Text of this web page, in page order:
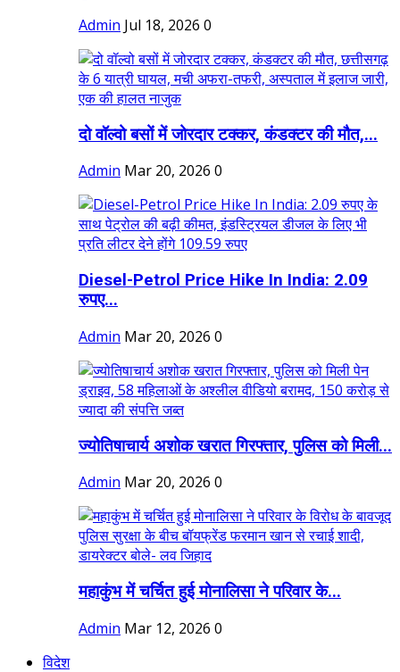
Admin Jul 18, 2026 0
दो वॉल्वो बसों में जोरदार टक्कर, कंडक्टर की मौत,...
Admin Mar 20, 2026 0
Diesel-Petrol Price Hike In India: 2.09
रुपए...
Admin Mar 20, 2026 0
ज्योतिषाचार्य अशोक खरात गिरफ्तार, पुलिस को मिली...
Admin Mar 20, 2026 0
महाकुंभ में चर्चित हुई मोनालिसा ने परिवार के...
Admin Mar 12, 2026 0
विदेश